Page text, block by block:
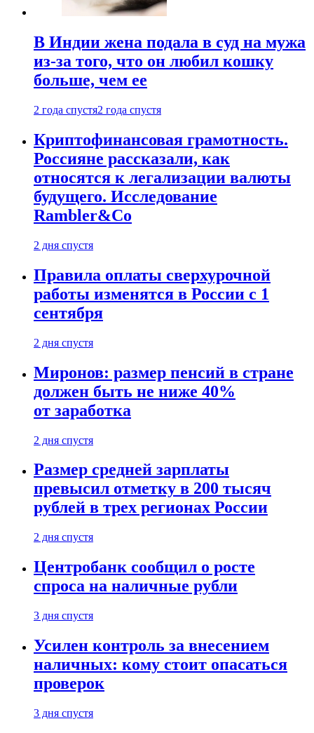
В Индии жена подала в суд на мужа
из-за того, что он любил кошку
больше, чем ее
2 года спустя2 года спустя
Криптофинансовая грамотность.
Россияне рассказали, как
относятся к легализации валюты
будущего. Исследование
Rambler&Co
2 дня спустя
Правила оплаты сверхурочной
работы изменятся в России с 1
сентября
2 дня спустя
Миронов: размер пенсий в стране
должен быть не ниже 40%
от заработка
2 дня спустя
Размер средней зарплаты
превысил отметку в 200 тысяч
рублей в трех регионах России
2 дня спустя
Центробанк сообщил о росте
спроса на наличные рубли
3 дня спустя
Усилен контроль за внесением
наличных: кому стоит опасаться
проверок
3 дня спустя